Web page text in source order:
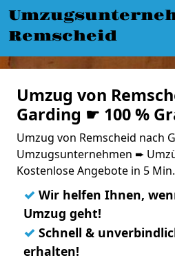
Remscheid
Umzug von
Garding ☛ 100 %
Umzug von Remscheid nach
Umzugsunternehmen ➨
Kostenlose Angebote in 5 Min.
✓ Wir helfen Ihnen,
Umzug geht!
✓ Schnell &
erhalten!